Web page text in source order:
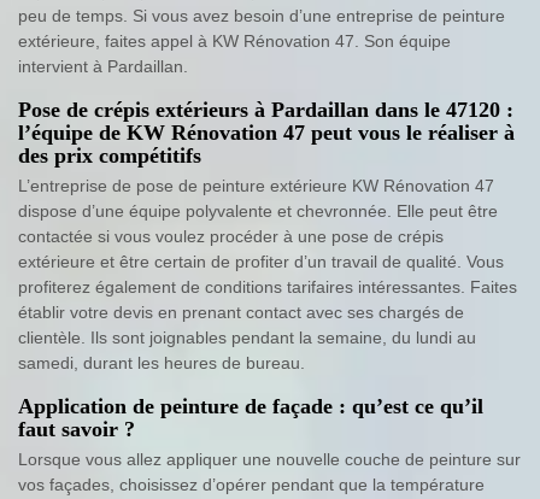
peu de temps. Si vous avez besoin d’une entreprise de peinture
extérieure, faites appel à KW Rénovation 47. Son équipe
intervient à Pardaillan.
Pose de crépis extérieurs à Pardaillan dans le 47120 :
l’équipe de KW Rénovation 47 peut vous le réaliser à
des prix compétitifs
L’entreprise de pose de peinture extérieure KW Rénovation 47
dispose d’une équipe polyvalente et chevronnée. Elle peut être
contactée si vous voulez procéder à une pose de crépis
extérieure et être certain de profiter d’un travail de qualité. Vous
profiterez également de conditions tarifaires intéressantes. Faites
établir votre devis en prenant contact avec ses chargés de
clientèle. Ils sont joignables pendant la semaine, du lundi au
samedi, durant les heures de bureau.
Application de peinture de façade : qu’est ce qu’il
faut savoir ?
Lorsque vous allez appliquer une nouvelle couche de peinture sur
vos façades, choisissez d’opérer pendant que la température